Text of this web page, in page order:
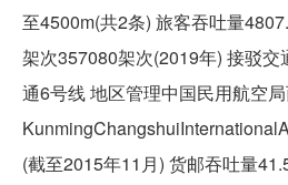
至4500m(共2条) 旅客吞吐量
架次357080架次(2019年) 接驳
通6号线 地区管理中国民用航空
(截至2015年11月) 货邮吞吐量